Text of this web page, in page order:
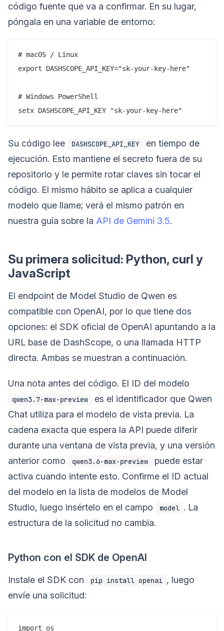
código fuente que va a confirmar. En su lugar,
póngala en una variable de entorno:
# macOS / Linux
export DASHSCOPE_API_KEY="sk-your-key-here"
# Windows PowerShell
Su código lee DASHSCOPE_API_KEY
en tiempo de
ejecución. Esto mantiene el secreto fuera de su
repositorio y le permite rotar claves sin tocar el
código. El mismo hábito se aplica a cualquier
modelo que llame; verá el mismo patrón en
nuestra guía sobre la API de Gemini 3.5.
Su primera solicitud: Python, curl y
JavaScript
El endpoint de Model Studio de Qwen es
compatible con OpenAI, por lo que tiene dos
opciones: el SDK oficial de OpenAI apuntando a la
URL base de DashScope, o una llamada HTTP
directa. Ambas se muestran a continuación.
Una nota antes del código. El ID del modelo
qwen3.7-max-preview
es el identificador que Qwen
Chat utiliza para el modelo de vista previa. La
cadena exacta que espera la API puede diferir
durante una ventana de vista previa, y una versión
anterior como
qwen3.6-max-preview
puede estar
activa cuando intente esto. Confirme el ID actual
del modelo en la lista de modelos de Model
Studio, luego insértelo en el campo
model . La
estructura de la solicitud no cambia.
Python con el SDK de OpenAI
Instale el SDK con pip install openai , luego
envíe una solicitud:
import os